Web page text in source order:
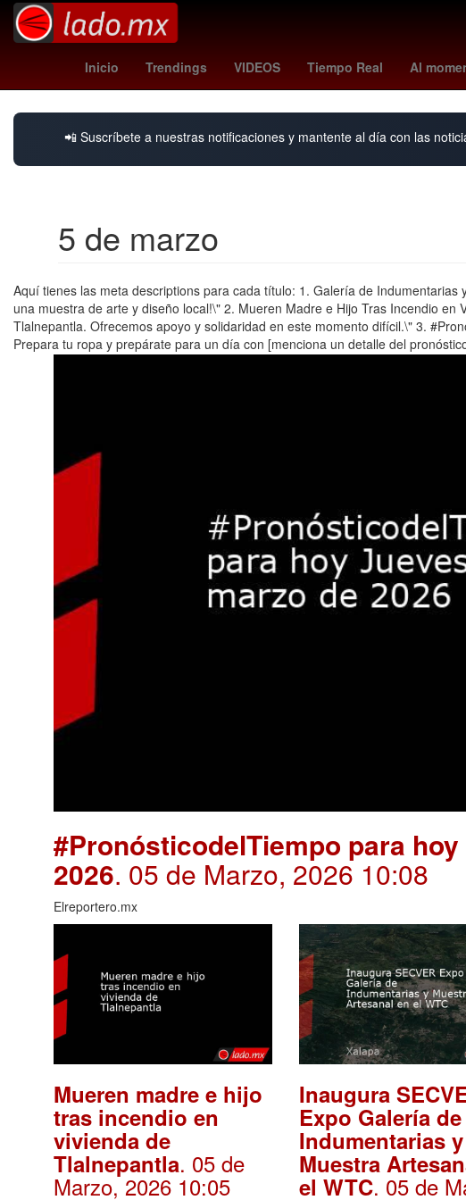
Inicio Trendings VIDEOS Tiempo Real Al
Agresión cyclospora unam
📲 Suscríbete a nuestras notificaciones y mantente al día con las
5 de marzo
Aquí tienes las meta descriptions para cada título: 1. Galería de
una muestra de arte y diseño local!\" 2. Mueren Madre e Hijo Tras Incendio
Tlalnepantla. Ofrecemos apoyo y solidaridad en este momento difícil.\" 3.
Prepara tu ropa y prepárate para un día con [menciona un detalle del
#PronósticodelTiempo para
2026. 05 de Marzo, 2026 10:08
Elreportero.mx
Mueren madre e hijo
tras incendio en
vivienda de
Tlalnepantla. 05 de
Marzo, 2026 10:05
Inaugura
Expo Galería de
Indumentarias y
Muestra
el WTC. 05 de